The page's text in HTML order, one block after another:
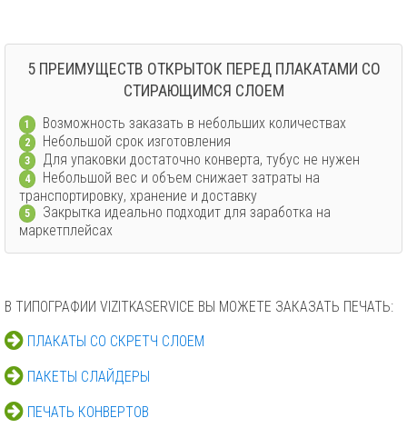
5 ПРЕИМУЩЕСТВ ОТКРЫТОК ПЕРЕД ПЛАКАТАМИ СО
СТИРАЮЩИМСЯ СЛОЕМ
1 Возможность заказать в небольших количествах
2 Небольшой срок изготовления
3 Для упаковки достаточно конверта, тубус не нужен
4
Небольшой вес и объем снижает затраты на
транспортировку, хранение и доставку
5
Закрытка идеально подходит для заработка на
маркетплейсах
В ТИПОГРАФИИ VIZITKASERVICE ВЫ МОЖЕТЕ ЗАКАЗАТЬ ПЕЧАТЬ:
ПЛАКАТЫ СО СКРЕТЧ СЛОЕМ
ПАКЕТЫ СЛАЙДЕРЫ
ПЕЧАТЬ КОНВЕРТОВ